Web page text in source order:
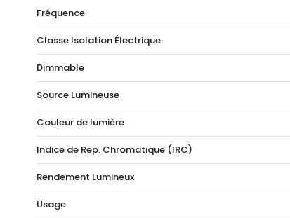
Fréquence
Classe Isolation Électrique
Dimmable
Source Lumineuse
Couleur de lumière
Indice de Rep. Chromatique (IRC)
Rendement Lumineux
Usage